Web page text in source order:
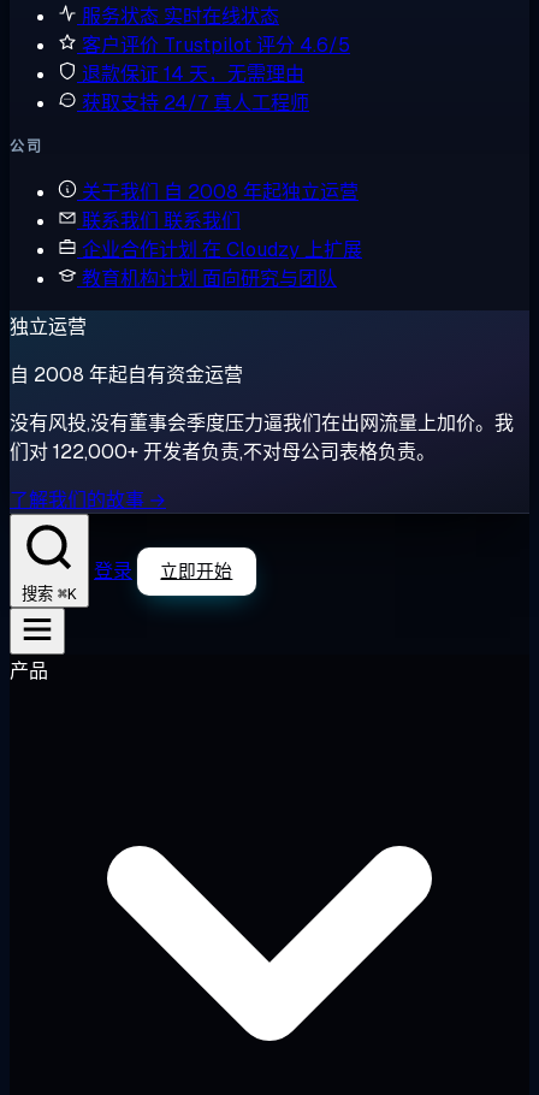
服务状态 实时在线状态
客户评价 Trustpilot 评分 4.6/5
退款保证 14 天，无需理由
获取支持 24/7 真人工程师
公司
关于我们 自 2008 年起独立运营
联系我们 联系我们
企业合作计划 在 Cloudzy 上扩展
教育机构计划 面向研究与团队
独立运营
自 2008 年起自有资金运营
没有风投,没有董事会季度压力逼我们在出网流量上加价。我
们对 122,000+ 开发者负责,不对母公司表格负责。
了解我们的故事 →
搜索 ⌘K
登录 立即开始
产品